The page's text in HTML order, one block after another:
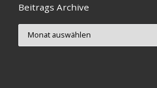
Beitrags Archive